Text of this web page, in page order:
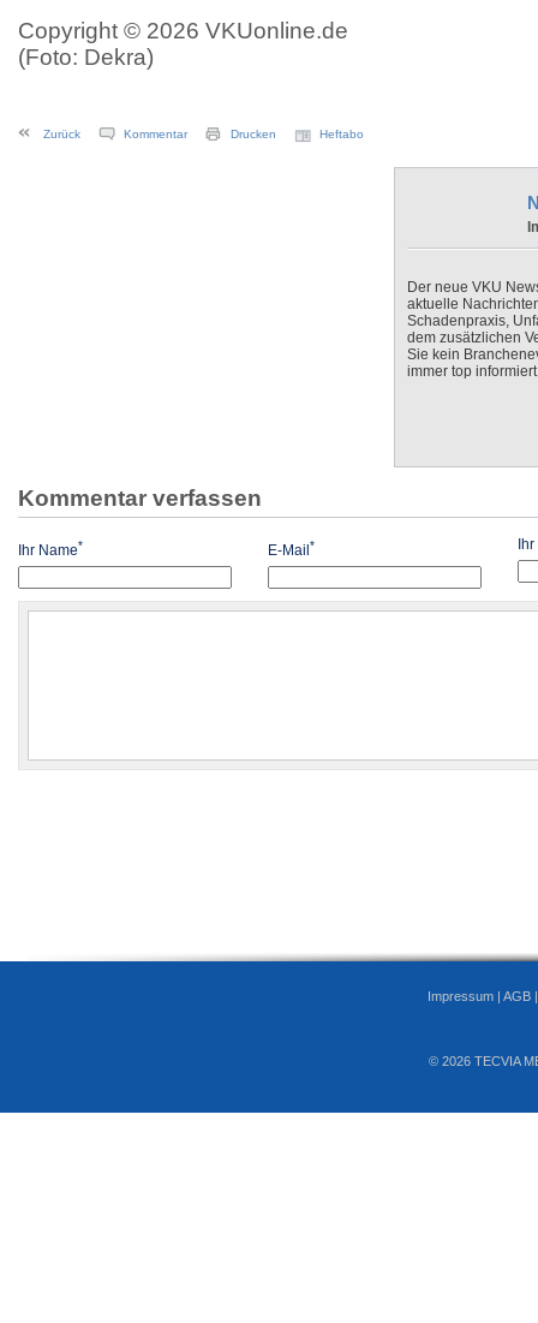
Copyright © 2026 VKUonline.de
(Foto: Dekra)
Zurück Kommentar Drucken Heftabo
Der neue VKU
aktuelle
Schadenpraxis,
dem zusätzlichen
Sie kein
immer top
Kommentar verfassen
Ihr Name* E-Mail* Ihr
Impressum | AGB
© 2026 TECVIA